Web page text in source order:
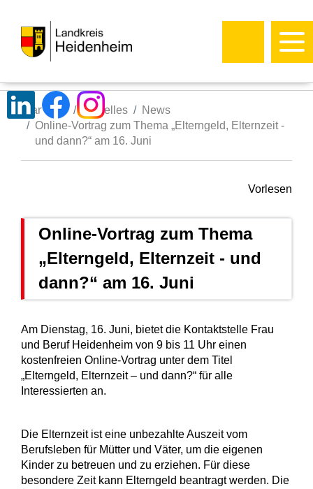
Startseite Aktuelles
News
Online-Vortrag zum Thema „Elterngeld, Elternzeit -
und dann?“ am 16. Juni
Vorlesen
Online-Vortrag zum Thema
„Elterngeld, Elternzeit - und
dann?“ am 16. Juni
Am Dienstag, 16. Juni, bietet die Kontaktstelle Frau
und Beruf Heidenheim von 9 bis 11 Uhr einen
kostenfreien Online-Vortrag unter dem Titel
„Elterngeld, Elternzeit – und dann?“ für alle
Interessierten an.
Die Elternzeit ist eine unbezahlte Auszeit vom
Berufsleben für Mütter und Väter, um die eigenen
Kinder zu betreuen und zu erziehen. Für diese
besondere Zeit kann Elterngeld beantragt werden. Die